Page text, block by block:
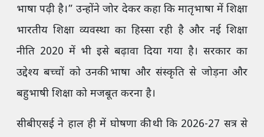
भाषा पढ़ी है।” उन्होंने जोर देकर कहा कि मातृभाषा में शिक्षा
भारतीय शिक्षा व्यवस्था का हिस्सा रही है और नई शिक्षा
नीति 2020 में भी इसे बढ़ावा दिया गया है। सरकार का
उद्देश्य बच्चों को उनकी भाषा और संस्कृति से जोड़ना और
बहुभाषी शिक्षा को मजबूत करना है।
सीबीएसई ने हाल ही में घोषणा की थी कि 2026-27 सत्र से